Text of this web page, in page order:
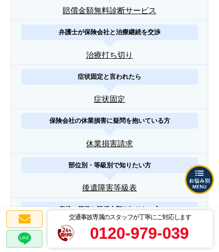
交通事故専属のスタッフが丁寧にご対応します
0120-979-039
賠償金額無料診断サービス
弁護士が保険会社と治療継続を交渉
治療打ち切り
症状固定と言われたら
症状固定
保険会社の休業損害に疑問を抱いている方
休業損害請求
部位別・等級別で知りたい方
後遺障害等級表
症状の等級と賠償金額を知りたい方
後遺障害等級認定一発計算